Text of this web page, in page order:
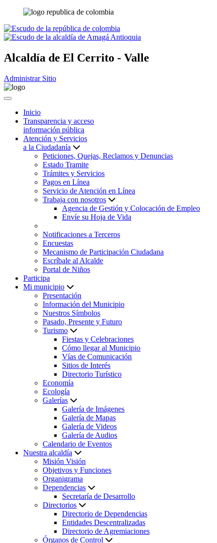
Alcaldía de El Cerrito - Valle
Administrar Sitio
Inicio
Transparencia y acceso
información pública
Atención y Servicios
a la Ciudadanía
Peticiones, Quejas, Reclamos y Denuncias
Estado Tramite
Trámites y Servicios
Pagos en Línea
Servicio de Atención en Línea
Trabaja con nosotros
Agencia de Gestión y Colocación de Empleo
Envíe su Hoja de Vida
Notificaciones a Terceros
Encuestas
Mecanismo de Participación Ciudadana
Escríbale al Alcalde
Portal de Niños
Participa
Mi municipio
Presentación
Información del Municipio
Nuestros Símbolos
Pasado, Presente y Futuro
Turismo
Fiestas y Celebraciones
Cómo llegar al Municipio
Vías de Comunicación
Sitios de Interés
Directorio Turístico
Economía
Ecología
Galerías
Galería de Imágenes
Galería de Mapas
Galería de Videos
Galería de Audios
Calendario de Eventos
Nuestra alcaldía
Misión Visión
Objetivos y Funciones
Organigrama
Dependencias
Secretaría de Desarrollo
Directorios
Directorio de Dependencias
Entidades Descentralizadas
Directorio de Agremiaciones
Órganos de Control